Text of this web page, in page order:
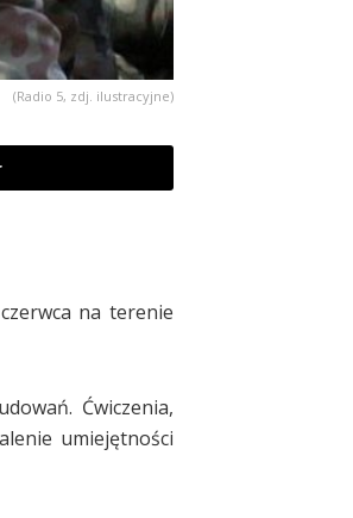
(Radio 5, zdj. ilustracyjne)
na terenie
Ćwiczenia,
umiejętności